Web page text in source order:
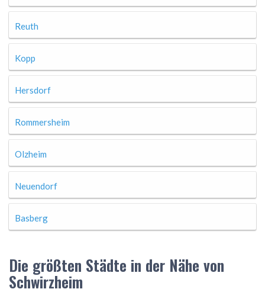
Reuth
Kopp
Hersdorf
Rommersheim
Olzheim
Neuendorf
Basberg
Die größten Städte in der Nähe von
Schwirzheim